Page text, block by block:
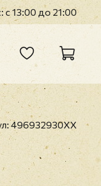
с 13:00 до 21:00
496932930XX